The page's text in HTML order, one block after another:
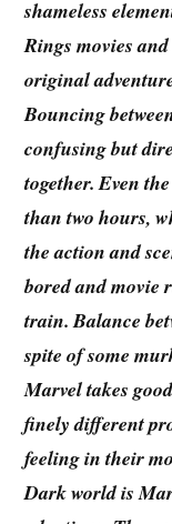
shameless
Rings movies
original
Bouncing
confusing but
together. Even
than two hours,
the action and
bored and
train. Balance
spite of some
Marvel takes
finely different
feeling in their
Dark world is